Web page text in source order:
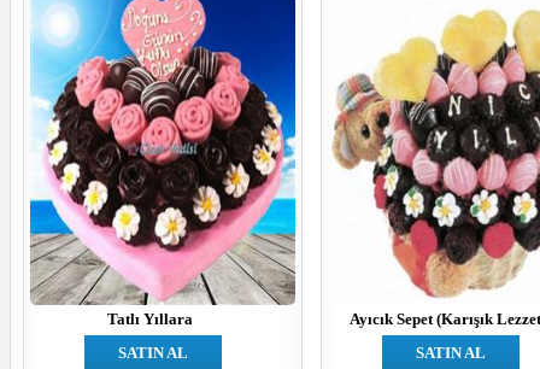
Tatlı Yıllara
SATIN AL
Ayıcık Sepet (Karışık
SATIN AL